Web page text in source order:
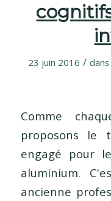
23 juin 2016 / dans
Comme
proposons le
engagé pour
aluminium.
ancienne